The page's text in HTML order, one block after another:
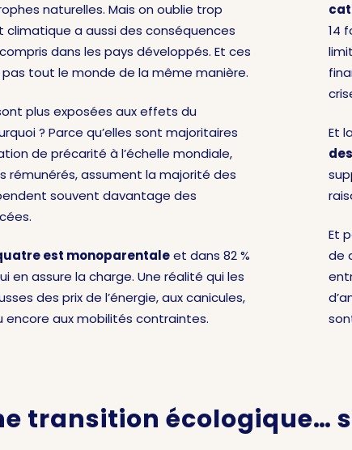
naturelles. Mais on oublie trop
a aussi des conséquences
dans les pays développés. Et ces
tout le monde de la même manière.
plus exposées aux effets du
? Parce qu’elles sont majoritaires
de précarité à l’échelle mondiale,
rémunérés, assument la majorité des
souvent davantage des
est monoparentaleet dans 82 %
en assure la charge. Une réalité qui les
des prix de l’énergie, aux canicules,
encore aux mobilités contraintes.
14
Et
Et
de
transition écologique…